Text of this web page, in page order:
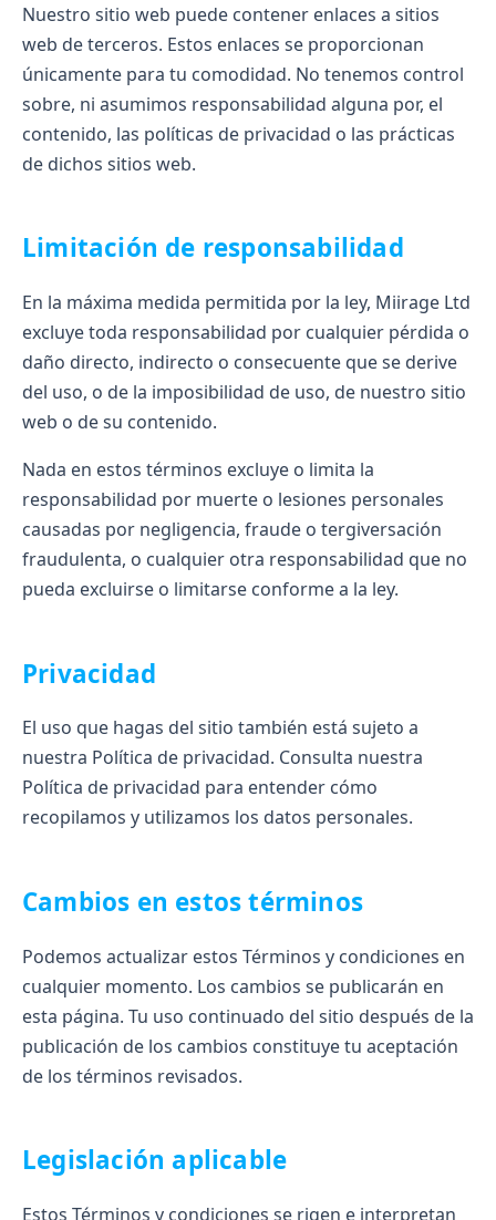
Nuestro sitio web puede contener enlaces a sitios
web de terceros. Estos enlaces se proporcionan
únicamente para tu comodidad. No tenemos control
sobre, ni asumimos responsabilidad alguna por, el
contenido, las políticas de privacidad o las prácticas
de dichos sitios web.
Limitación de responsabilidad
En la máxima medida permitida por la ley, Miirage Ltd
excluye toda responsabilidad por cualquier pérdida o
daño directo, indirecto o consecuente que se derive
del uso, o de la imposibilidad de uso, de nuestro sitio
web o de su contenido.
Nada en estos términos excluye o limita la
responsabilidad por muerte o lesiones personales
causadas por negligencia, fraude o tergiversación
fraudulenta, o cualquier otra responsabilidad que no
pueda excluirse o limitarse conforme a la ley.
Privacidad
El uso que hagas del sitio también está sujeto a
nuestra Política de privacidad. Consulta nuestra
Política de privacidad para entender cómo
recopilamos y utilizamos los datos personales.
Cambios en estos términos
Podemos actualizar estos Términos y condiciones en
cualquier momento. Los cambios se publicarán en
esta página. Tu uso continuado del sitio después de la
publicación de los cambios constituye tu aceptación
de los términos revisados.
Legislación aplicable
Estos Términos y condiciones se rigen e interpretan